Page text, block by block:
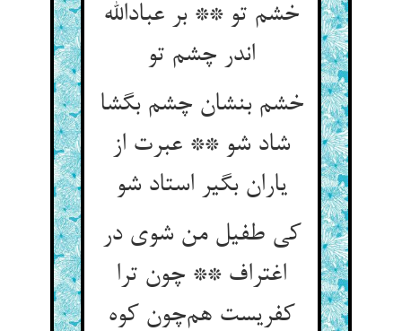
خشم تو ** بر عبادالله
اندر چشم تو
خشم بنشان چشم بگشا
شاد شو ** عبرت از
یاران بگیر استاد شو
کی طفیل من شوی در
اغتراف ** چون ترا
کفریست هم‌چون کوه